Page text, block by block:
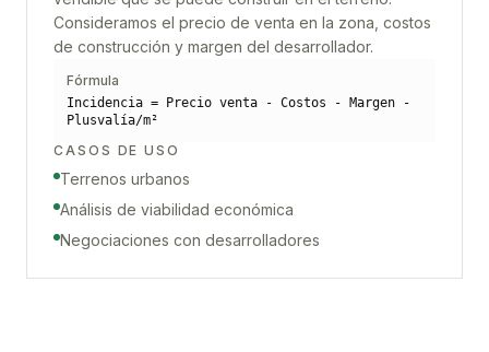
Consideramos el precio de venta en la zona, costos
de construcción y margen del desarrollador.
Fórmula
Incidencia = Precio venta - Costos - Margen -
Plusvalía/m²
CASOS DE USO
Terrenos urbanos
Análisis de viabilidad económica
Negociaciones con desarrolladores